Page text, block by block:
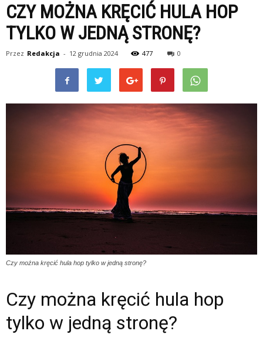
CZY MOŻNA KRĘCIĆ HULA HOP
TYLKO W JEDNĄ STRONĘ?
Przez Redakcja - 12 grudnia 2024 477 0
Czy można kręcić hula hop tylko w jedną stronę?
Czy można kręcić hula hop
tylko w jedną stronę?